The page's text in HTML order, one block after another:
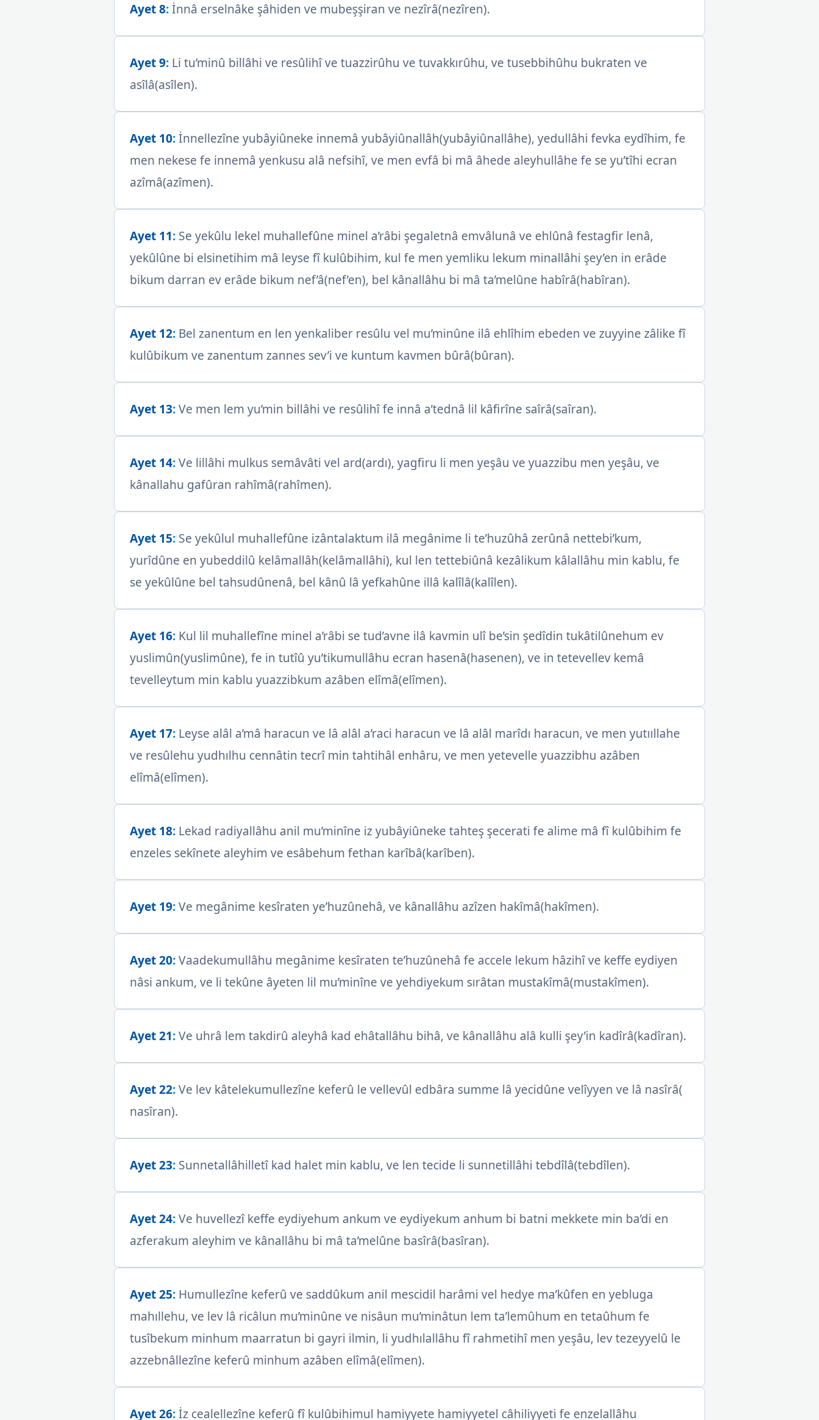
Ayet 8:İnnâ erselnâke şâhiden ve mubeşşiran ve nezîrâ(nezîren).
Ayet 9: Li tu’minû billâhi ve resûlihî ve tuazzirûhu ve tuvakkırûhu, ve tusebbihûhu bukraten ve
asîlâ(asîlen).
Ayet 10:İnnellezîne yubâyiûneke innemâ yubâyiûnallâh(yubâyiûnallâhe), yedullâhi fevka eydîhim, fe
men nekese fe innemâ yenkusu alâ nefsihî, ve men evfâ bi mâ âhede aleyhullâhe fe se yu’tîhi ecran
azîmâ(azîmen).
Ayet 11: Se yekûlu lekel muhallefûne minel a’râbi şegaletnâ emvâlunâ ve ehlûnâ festagfir lenâ,
yekûlûne bi elsinetihim mâ leyse fî kulûbihim, kul fe men yemliku lekum minallâhi şey’en in erâde
bikum darran ev erâde bikum nef’â(nef’en), bel kânallâhu bi mâ ta’melûne habîrâ(habîran).
Ayet 12: Bel zanentum en len yenkaliber resûlu vel mu’minûne ilâ ehlîhim ebeden ve zuyyine zâlike fî
kulûbikum ve zanentum zannes sev’i ve kuntum kavmen bûrâ(bûran).
Ayet 13:Ve men lem yu’min billâhi ve resûlihî fe innâ a’tednâ lil kâfirîne saîrâ(saîran).
Ayet 14:Ve lillâhi mulkus semâvâti vel ard(ardı), yagfiru li men yeşâu ve yuazzibu men yeşâu, ve
kânallahu gafûran rahîmâ(rahîmen).
Ayet 15: Se yekûlul muhallefûne izântalaktum ilâ megânime li te’huzûhâ zerûnâ nettebi’kum,
yurîdûne en yubeddilû kelâmallâh(kelâmallâhi), kul len tettebiûnâ kezâlikum kâlallâhu min kablu, fe
se yekûlûne bel tahsudûnenâ, bel kânû lâ yefkahûne illâ kalîlâ(kalîlen).
Ayet 16: Kul lil muhallefîne minel a’râbi se tud’avne ilâ kavmin ulî be’sin şedîdin tukâtilûnehum ev
yuslimûn(yuslimûne), fe in tutîû yu’tikumullâhu ecran hasenâ(hasenen), ve in tetevellev kemâ
tevelleytum min kablu yuazzibkum azâben elîmâ(elîmen).
Ayet 17: Leyse alâl a’mâ haracun ve lâ alâl a’raci haracun ve lâ alâl marîdı haracun, ve men yutııllahe
ve resûlehu yudhılhu cennâtin tecrî min tahtihâl enhâru, ve men yetevelle yuazzibhu azâben
elîmâ(elîmen).
Ayet 18: Lekad radiyallâhu anil mu’minîne iz yubâyiûneke tahteş şecerati fe alime mâ fî kulûbihim fe
enzeles sekînete aleyhim ve esâbehum fethan karîbâ(karîben).
Ayet 19:Ve megânime kesîraten ye’huzûnehâ, ve kânallâhu azîzen hakîmâ(hakîmen).
Ayet 20:Vaadekumullâhu megânime kesîraten te’huzûnehâ fe accele lekum hâzihî ve keffe eydiyen
nâsi ankum, ve li tekûne âyeten lil mu’minîne ve yehdiyekum sırâtan mustakîmâ(mustakîmen).
Ayet 21:Ve uhrâ lem takdirû aleyhâ kad ehâtallâhu bihâ, ve kânallâhu alâ kulli şey’in kadîrâ(kadîran).
Ayet 22:Ve lev kâtelekumullezîne keferû le vellevûl edbâra summe lâ yecidûne velîyyen ve lâ nasîrâ(
nasîran).
Ayet 23: Sunnetallâhilletî kad halet min kablu, ve len tecide li sunnetillâhi tebdîlâ(tebdîlen).
Ayet 24:Ve huvellezî keffe eydiyehum ankum ve eydiyekum anhum bi batni mekkete min ba’di en
azferakum aleyhim ve kânallâhu bi mâ ta’melûne basîrâ(basîran).
Ayet 25: Humullezîne keferû ve saddûkum anil mescidil harâmi vel hedye ma’kûfen en yebluga
mahıllehu, ve lev lâ ricâlun mu’minûne ve nisâun mu’minâtun lem ta’lemûhum en tetaûhum fe
tusîbekum minhum maarratun bi gayri ilmin, li yudhılallâhu fî rahmetihî men yeşâu, lev tezeyyelû le
azzebnâllezîne keferû minhum azâben elîmâ(elîmen).
Ayet 26:İz cealellezîne keferû fî kulûbihimul hamiyyete hamiyyetel câhiliyyeti fe enzelallâhu